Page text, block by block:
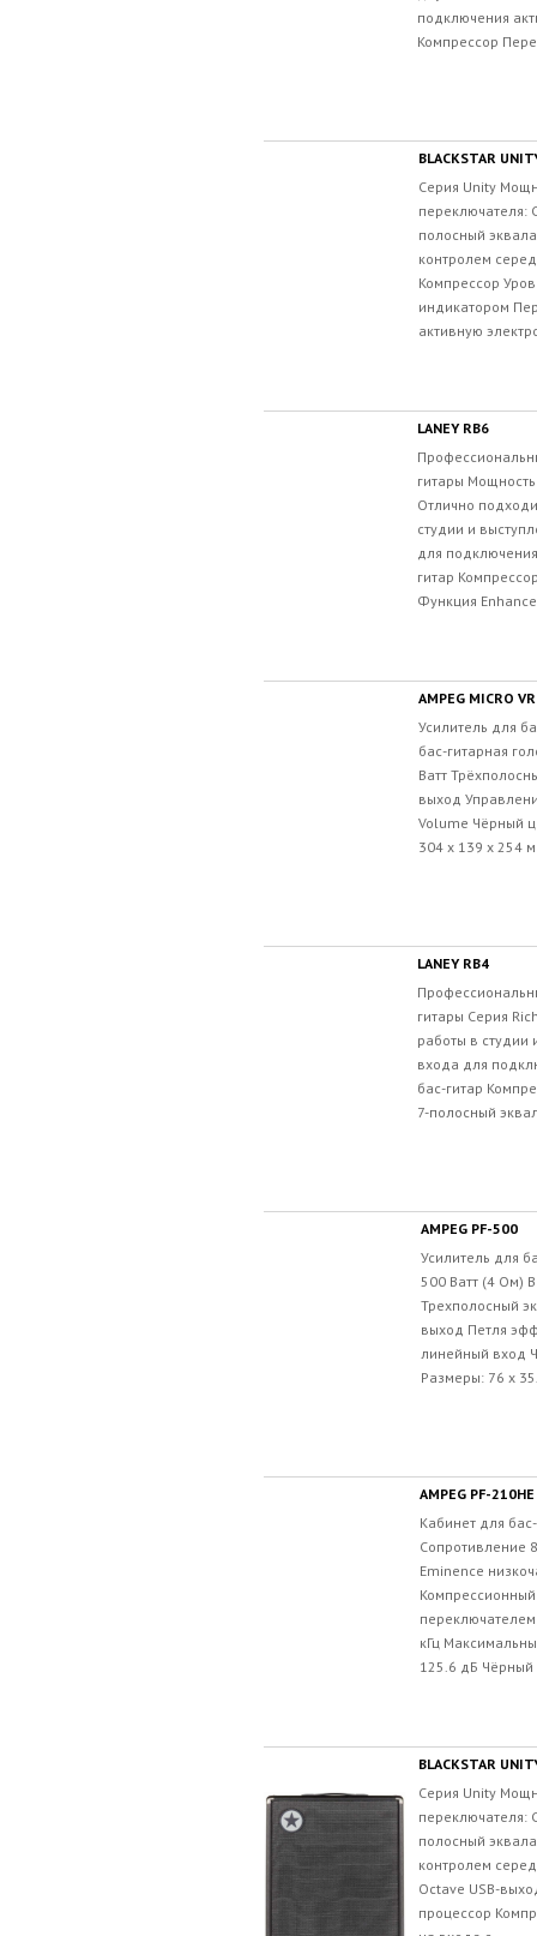
подключения
Компрессор
BLACKSTAR
Серия Unity
переключателя:
полосный
контролем
Компрессор
индикатором
активную
LANEY RB6
гитары
Отлично
студии и
для
гитар
Функция
AMPEG MICRO VR
Усилитель для
бас-гитарная
Ватт
выход
Volume Чёрный
304 х 139 х 254
LANEY RB4
гитары Серия
работы в
входа для
бас-гитар
7-полосный
AMPEG PF-500
Усилитель для
500 Ватт (4 Ом)
Трехполосный
выход Петля
линейный вход
Размеры: 76 х
AMPEG PF-210HE
Кабинет для
Сопротивление
Eminence
кГц
125.6 дБ Чёрный
BLACKSTAR
Серия Unity
переключателя:
полосный
контролем
Octave USB-
процессор